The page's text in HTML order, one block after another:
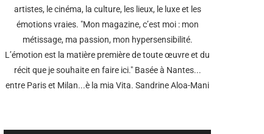
artistes, le cinéma, la culture, les lieux, le luxe et les
émotions vraies. "Mon magazine, c’est moi : mon
métissage, ma passion, mon hypersensibilité.
L’émotion est la matière première de toute œuvre et du
récit que je souhaite en faire ici." Basée à Nantes...
entre Paris et Milan...è la mia Vita. Sandrine Aloa-Mani